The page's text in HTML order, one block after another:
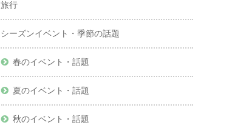
旅行
シーズンイベント・季節の話題
春のイベント・話題
夏のイベント・話題
秋のイベント・話題